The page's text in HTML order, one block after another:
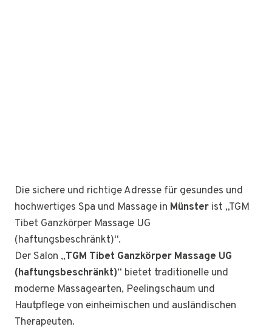
Die sichere und richtige Adresse für gesundes und
hochwertiges Spa und Massage in Münster ist „TGM
Tibet Ganzkörper Massage UG
(haftungsbeschränkt)“.
Der Salon „TGM Tibet Ganzkörper Massage UG
(haftungsbeschränkt)“ bietet traditionelle und
moderne Massagearten, Peelingschaum und
Hautpflege von einheimischen und ausländischen
Therapeuten.